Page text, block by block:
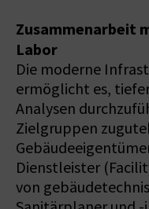
Zusammenarbeit
Labor
Die moderne
ermöglicht es,
Analysen
Zielgruppen
Dienstleister
von